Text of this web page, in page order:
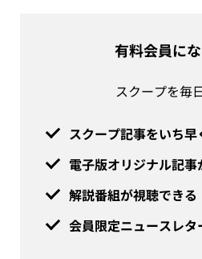
有料会員に
スクープを毎
スクープ記事をいち早
電子版オリジナル記事
解説番組が視聴できる
会員限定ニュースレタ